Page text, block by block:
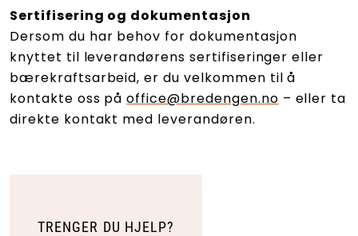
Sertifisering og dokumentasjon
Dersom du har behov for dokumentasjon
knyttet til leverandørens sertifiseringer eller
bærekraftsarbeid, er du velkommen til å
kontakte oss påoffice@bredengen.no – eller ta
direkte kontakt med leverandøren.
TRENGER DU HJELP?